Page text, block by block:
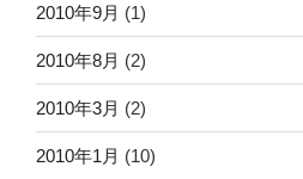
2010年9月 (1)
2010年8月 (2)
2010年3月 (2)
2010年1月 (10)